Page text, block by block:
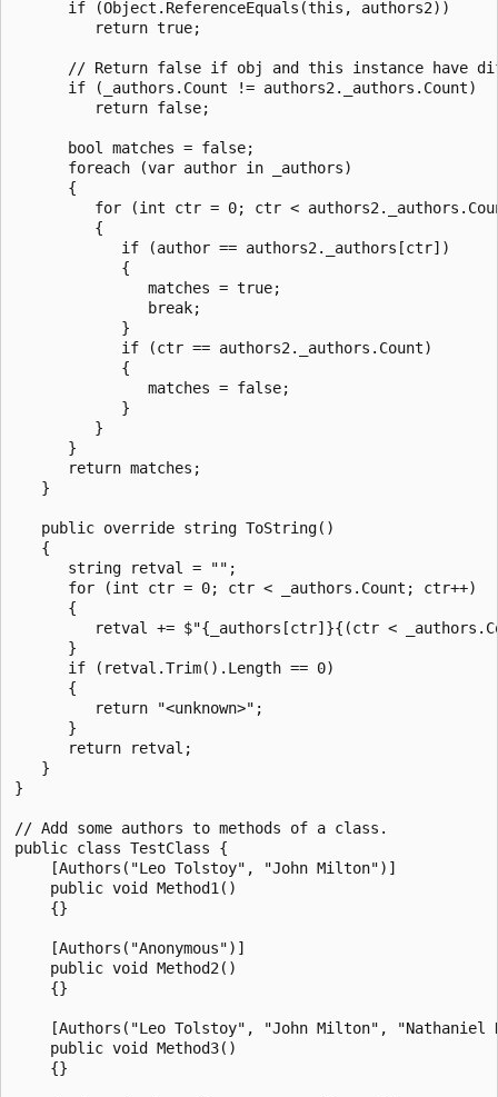
      if (Object.ReferenceEquals(this, authors2))
         return true;
// Return false if obj and this instance have
      if (_authors.Count != authors2._authors.Count)
         return false;
      bool matches = false;
      foreach (var author in _authors)
      {
for (int ctr = 0; ctr <
         {
            if (author == authors2._authors[ctr])
            {
               matches = true;
               break;
            }
            if (ctr == authors2._authors.Count)
            {
               matches = false;
            }
         }
      }
      return matches;
   }
   public override string ToString()
   {
      string retval = "";
      for (int ctr = 0; ctr < _authors.Count; ctr++)
      {
retval += $"{_authors[ctr]}{(ctr <
      }
      if (retval.Trim().Length == 0)
      {
         return "<unknown>";
      }
      return retval;
   }
}
// Add some authors to methods of a class.
public class TestClass {
    [Authors("Leo Tolstoy", "John Milton")]
    public void Method1()
    {}
    [Authors("Anonymous")]
    public void Method2()
    {}
[Authors("Leo Tolstoy", "John Milton", "Nathaniel
    public void Method3()
    {}